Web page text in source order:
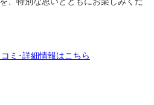
ミ･詳細情報はこちら